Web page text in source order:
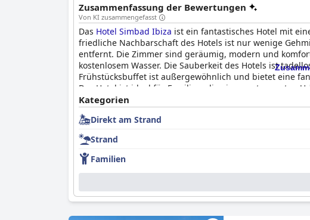
Zusammenfassung der Bewertungen
Von KI zusammengefasst
Das Hotel Simbad Ibiza ist ein fantastisches Hotel mit
friedliche Nachbarschaft des Hotels ist nur wenige
entfernt. Die Zimmer sind geräumig, modern und
kostenlosem Wasser. Die Sauberkeit des Hotels ist
Frühstücksbuffet ist außergewöhnlich und bietet eine
Das Hotel ist ideal für Familien, die einen entspannten
sein, aber das ist kein Hindernis für diejenigen, die
das einen hohen Qualitätsstandard bietet und eine
Kategorien
Direkt am Strand
Strand
Familien